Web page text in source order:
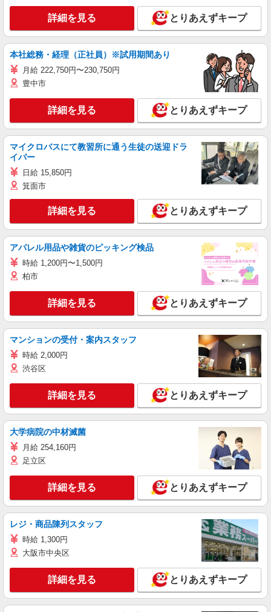
詳細を見る とりあえずキープ
本社総務・経理（正社員）※試用期間あり
月給 222,750円〜230,750円
豊中市
詳細を見る とりあえずキープ
マイクロバスにて教習所に通う生徒の送迎ドラ
イバー
日給 15,850円
箕面市
詳細を見る とりあえずキープ
アパレル用品や雑貨のピッキング検品
時給 1,200円〜1,500円
柏市
詳細を見る とりあえずキープ
マンションの受付・案内スタッフ
時給 2,000円
渋谷区
詳細を見る とりあえずキープ
大学病院の中材滅菌
月給 254,160円
足立区
詳細を見る とりあえずキープ
レジ・商品陳列スタッフ
時給 1,300円
大阪市中央区
詳細を見る とりあえずキープ